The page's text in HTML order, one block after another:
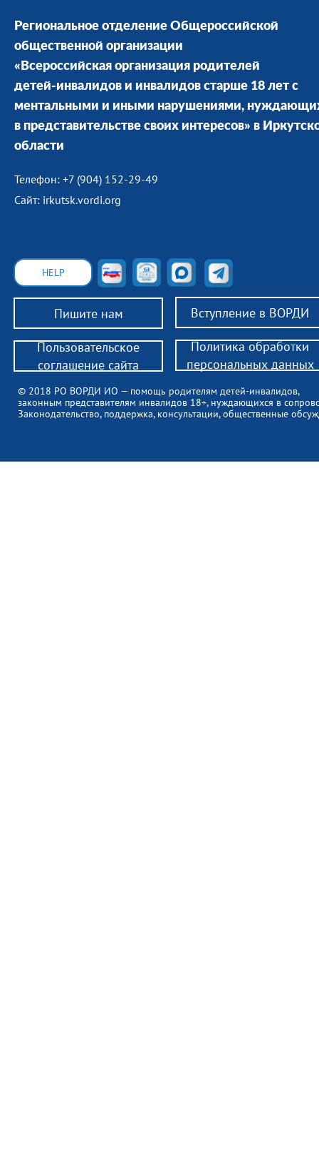
Региональное отделение Общероссийской
общественной организации
«Всероссийская организация родителей
детей-инвалидов и инвалидов старше 18 лет с
ментальными и иными нарушениями,
в представительстве своих интересов» в
области
Телефон: +7 (904) 152-29-49
Сайт: irkutsk.vordi.org
Пишите нам Вступление в ВОРДИ
© 2018 РО ВОРДИ ИО — помощь родителям детей-инвалидов,
законным представителям инвалидов 18+, нуждающихся в
Законодательство, поддержка, консультации, общественные
HELP
Пользовательское
соглашение сайта
Политика обработки
персональных данных